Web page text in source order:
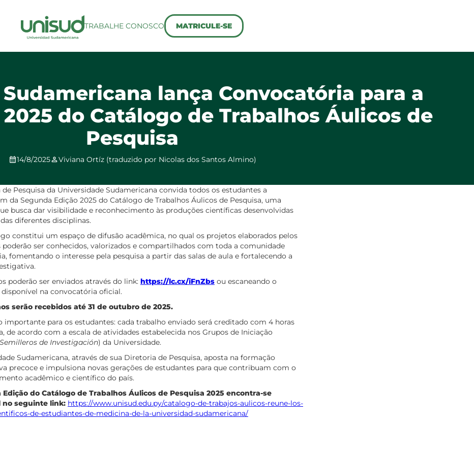
TRABALHE CONOSCO MATRICULE-SE
lança Convocatória para a
do Catálogo de Trabalhos Áulicos de
Pesquisa
14/8/2025 Viviana Ortíz (traduzido por Nicolas dos Santos Almino)
Pesquisa da Universidade Sudamericana convida todos os estudantes a
da Segunda Edição 2025 do Catálogo de Trabalhos Áulicos de Pesquisa, uma
busca dar visibilidade e reconhecimento às produções científicas desenvolvidas
diferentes disciplinas.
constitui um espaço de difusão acadêmica, no qual os projetos elaborados pelos
poderão ser conhecidos, valorizados e compartilhados com toda a comunidade
fomentando o interesse pela pesquisa a partir das salas de aula e fortalecendo a
poderão ser enviados através do link: https://lc.cx/iFnZbs ou escaneando o
na convocatória oficial.
serão recebidos até 31 de outubro de 2025.
importante para os estudantes: cada trabalho enviado será creditado com 4 horas
de acordo com a escala de atividades estabelecida nos Grupos de Iniciação
Semilleros de Investigación) da Universidade.
Sudamericana, através de sua Diretoria de Pesquisa, aposta na formação
precoce e impulsiona novas gerações de estudantes para que contribuam com o
acadêmico e científico do país.
Edição do Catálogo de Trabalhos Áulicos de Pesquisa 2025 encontra-se
no seguinte link: https://www.unisud.edu.py/catalogo-de-trabajos-aulicos-reune-los-
de-estudiantes-de-medicina-de-la-universidad-sudamericana/